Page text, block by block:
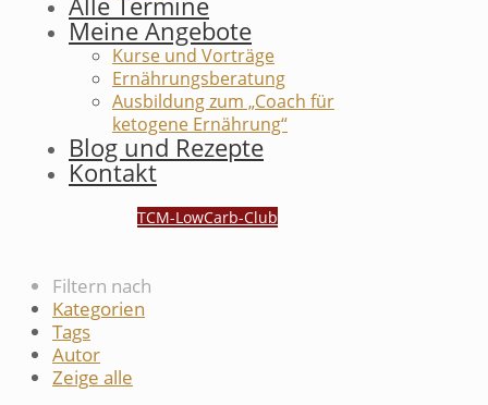
Meine Angebote
Kurse und Vorträge
Ernährungsberatung
Ausbildung zum „Coach für
ketogene Ernährung“
Blog und Rezepte
Kontakt
TCM-LowCarb-Club
Filtern nach
Kategorien
Tags
Autor
Zeige alle